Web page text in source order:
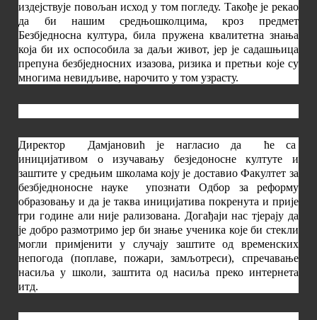
издејствује повољан исход у том погледу. Такође је рекао
да би нашим средњошколцима, кроз предмет
Безбједносна култура, била пружена квалитетна знања
која би их оспособила за даљи живот, јер је садашњица
препуна безбједносних изазова, ризика и претњи које су
многима невидљиве, нарочито у том узрасту.
Директор Дамјановић је нагласио да
ће са
иницијативом о изучавању безједоносне култуте и
заштите у средњим школама коју је доставио Факултет за
безбједноносне науке
упознати Одбор за реформу
образовању и да је таква иницијатива покренута и прије
три године али није рализована. Догађаји нас тјерају да
је добро размотримо јер би знање ученика које би стекли
могли примјенити у случају заштите од временских
непогода (поплаве, пожари, замљотреси), спречавање
насиља у школи, заштита од насиља преко интернета
итд.